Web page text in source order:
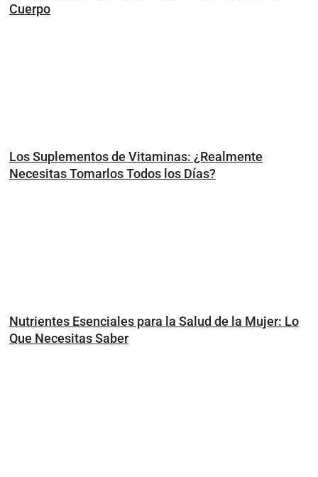
Cuerpo
Los Suplementos de Vitaminas: ¿Realmente
Necesitas Tomarlos Todos los Días?
Nutrientes Esenciales para la Salud de la Mujer: Lo
Que Necesitas Saber